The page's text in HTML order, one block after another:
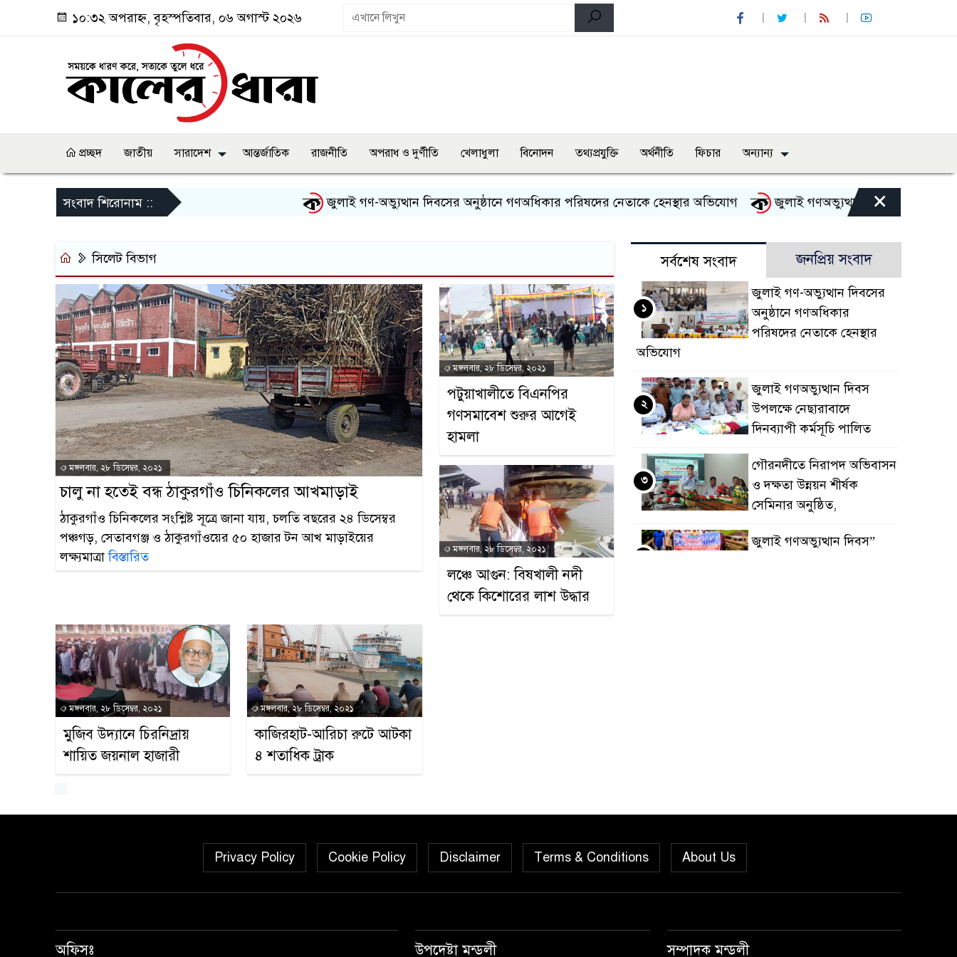
১০:৩২ অপরাহ্ন, বৃহস্পতিবার, ০৬ অগাস্ট ২০২৬
প্রচ্ছদ জাতীয় সারাদেশ আন্তর্জাতিক রাজনীতি অপরাধ ও দুর্ণীতি খেলাধুলা বিনোদন তথ্যপ্রযুক্তি অর্থনীতি ফিচার অন্যান্য
সংবাদ শিরোনাম :: জুলাই গণ-অভ্যুত্থান দিবসের অনুষ্ঠানে গণঅধিকার পরিষদের নেতাকে হেনস্থার অভিযোগ জুলাই গণঅভ্যুত্থান দিবস উপলক্ষে
×
সিলেট বিভাগ
মঙ্গলবার, ২৮ ডিসেম্বর, ২০২১
চালু না হতেই বন্ধ ঠাকুরগাঁও চিনিকলের আখমাড়াই
ঠাকুরগাঁও চিনিকলের সংশ্লিষ্ট সূত্রে জানা যায়, চলতি বছরের ২৪ ডিসেম্বর
পঞ্চগড়, সেতাবগঞ্জ ও ঠাকুরগাঁওয়ের ৫০ হাজার টন আখ মাড়াইয়ের
লক্ষ্যমাত্রাবিস্তারিত
মঙ্গলবার, ২৮ ডিসেম্বর, ২০২১
পটুয়াখালীতে বিএনপির
গণসমাবেশ শুরুর আগেই
হামলা
মঙ্গলবার, ২৮ ডিসেম্বর, ২০২১
লঞ্চে আগুন: বিষখালী নদী
থেকে কিশোরের লাশ উদ্ধার
মঙ্গলবার, ২৮ ডিসেম্বর, ২০২১
মুজিব উদ্যানে চিরনিদ্রায়
শায়িত জয়নাল হাজারী
মঙ্গলবার, ২৮ ডিসেম্বর, ২০২১
কাজিরহাট-আরিচা রুটে আটকা
৪ শতাধিক ট্রাক
সর্বশেষ সংবাদ জনপ্রিয় সংবাদ
জুলাই গণ-অভ্যুত্থান দিবসের
অনুষ্ঠানে গণঅধিকার
পরিষদের নেতাকে হেনস্থার
অভিযোগ
১
জুলাই গণঅভ্যুত্থান দিবস
উপলক্ষে নেছারাবাদে
দিনব্যাপী কর্মসূচি পালিত
২
গৌরনদীতে নিরাপদ অভিবাসন
ও দক্ষতা উন্নয়ন শীর্ষক
সেমিনার অনুষ্ঠিত,
৩
জুলাই গণঅভ্যুত্থান দিবস”
২০২৬’ ‎
Privacy Policy Cookie Policy Disclaimer Terms & Conditions About Us
অফিসঃ উপদেষ্টা মন্ডলী সম্পাদক মন্ডলী